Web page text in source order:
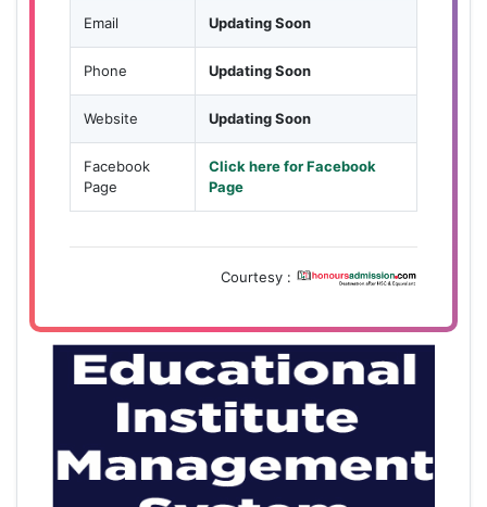
Email Updating Soon
Phone Updating Soon
Website Updating Soon
Facebook
Page
Click here for Facebook
Page
Courtesy :
বাজেটের মধ্যে প্রাইভেট ইউনিভার্সিটিতে অনার্স পড়ার সুযোগ।